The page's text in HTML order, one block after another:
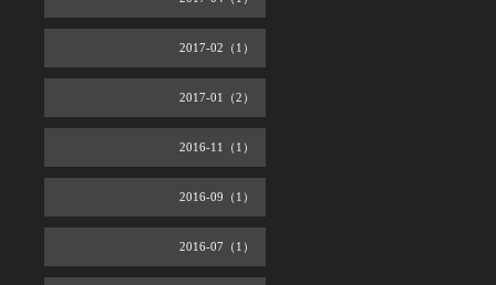
2017-02（1）
2017-01（2）
2016-11（1）
2016-09（1）
2016-07（1）